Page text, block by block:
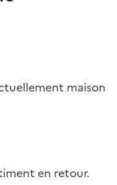
maison
en retour.